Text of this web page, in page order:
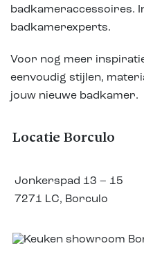
badkameraccessoires.
badkamerexperts.
Voor nog meer
eenvoudig stijlen,
jouw nieuwe badkamer.
Locatie Borculo
Jonkerspad 13 – 15
7271 LC, Borculo